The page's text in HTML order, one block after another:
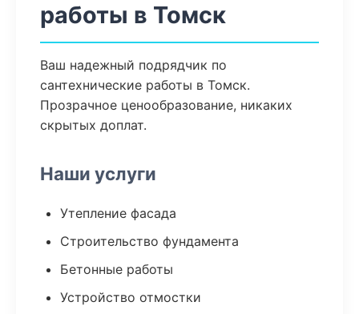
работы в Томск
Ваш надежный подрядчик по
сантехнические работы в Томск.
Прозрачное ценообразование, никаких
скрытых доплат.
Наши услуги
Утепление фасада
Строительство фундамента
Бетонные работы
Устройство отмостки